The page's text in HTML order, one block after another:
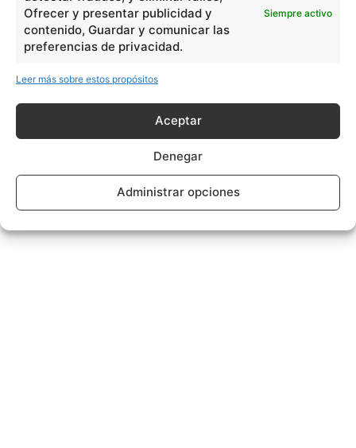
Ofrecer y presentar publicidad y
contenido, Guardar y comunicar las
preferencias de privacidad.
Siempre activo
Leer más sobre estos propósitos
Aceptar
Denegar
Administrar opciones